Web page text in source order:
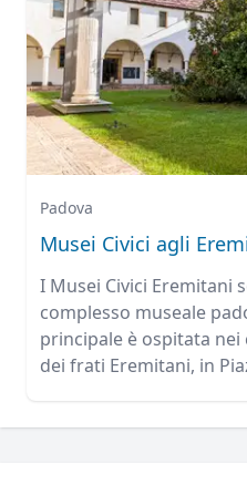
Padova
Musei Civici agli
I Musei Civici Eremitani
complesso museale
principale è ospitata
dei frati Eremitani, in